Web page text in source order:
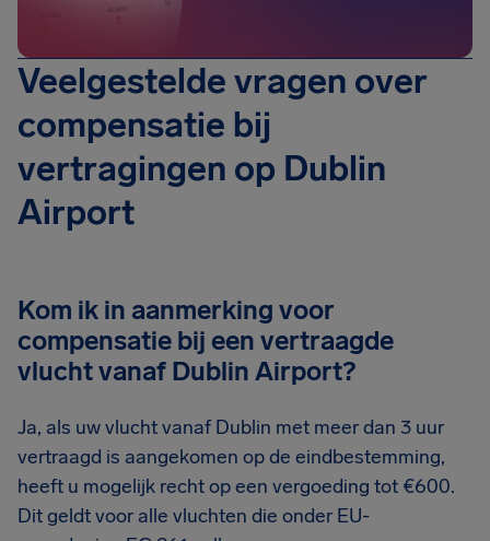
Veelgestelde vragen over
compensatie bij
vertragingen op Dublin
Airport
Kom ik in aanmerking voor
compensatie bij een vertraagde
vlucht vanaf Dublin Airport?
Ja, als uw vlucht vanaf Dublin met meer dan 3 uur
vertraagd is aangekomen op de eindbestemming,
heeft u mogelijk recht op een vergoeding tot €600.
Dit geldt voor alle vluchten die onder EU-